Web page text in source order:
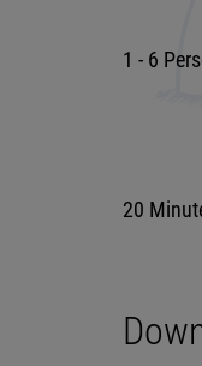
1 - 6
20